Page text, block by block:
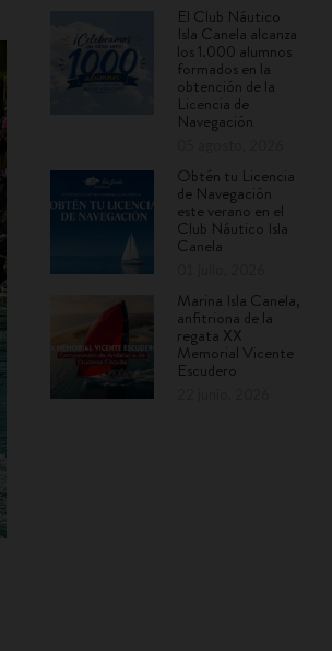
El Club Náutico
Isla Canela alcanza
los 1.000 alumnos
formados en la
obtención de la
Licencia de
Navegación
Obtén tu Licencia
de Navegación
este verano en el
Club Náutico Isla
Canela
Marina Isla Canela,
anfitriona de la
regata XX
Memorial Vicente
Escudero